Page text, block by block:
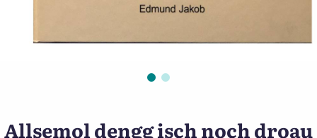
wir von
Allsemol dengg isch noch droau